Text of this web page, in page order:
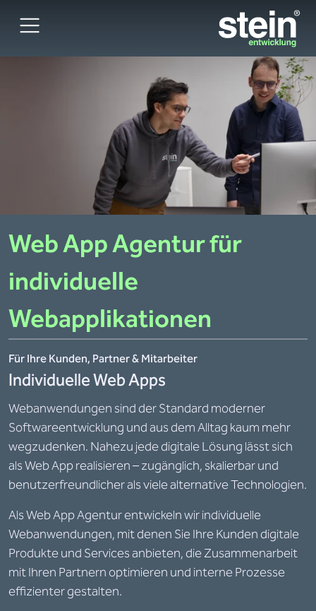
Web App Agenturfür
individuelle
Webapplikationen
Für Ihre Kunden, Partner & Mitarbeiter
Individuelle Web Apps
Webanwendungen sind der Standard moderner
Softwareentwicklung und aus dem Alltag kaum mehr
wegzudenken. Nahezu jede digitale Lösung lässt sich
als Web App realisieren – zugänglich, skalierbar und
benutzerfreundlicher als viele alternative Technologien.
Als Web App Agentur entwickeln wir individuelle
Webanwendungen, mit denen Sie Ihre Kunden digitale
Produkte und Services anbieten, die Zusammenarbeit
mit Ihren Partnern optimieren und interne Prozesse
effizienter gestalten.